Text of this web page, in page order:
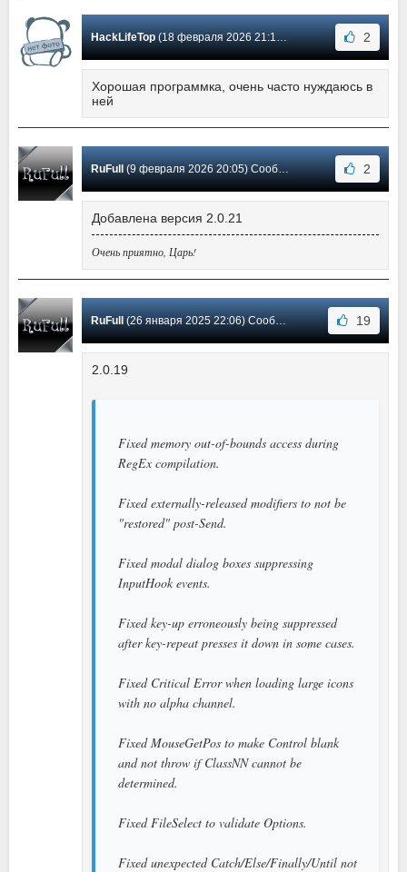
HackLifeTop(18 февраля 2026 21:12) Сообщение #157 2
Хорошая программка, очень часто нуждаюсь в
ней
RuFull(9 февраля 2026 20:05) Сообщение #156 2
Добавлена версия 2.0.21
Очень приятно, Царь!
RuFull(26 января 2025 22:06) Сообщение #155 19
2.0.19
Fixed memory out-of-bounds access during
RegEx compilation.
Fixed externally-released modifiers to not be
"restored" post-Send.
Fixed modal dialog boxes suppressing
InputHook events.
Fixed key-up erroneously being suppressed
after key-repeat presses it down in some cases.
Fixed Critical Error when loading large icons
with no alpha channel.
Fixed MouseGetPos to make Control blank
and not throw if ClassNN cannot be
determined.
Fixed FileSelect to validate Options.
Fixed unexpected Catch/Else/Finally/Until not